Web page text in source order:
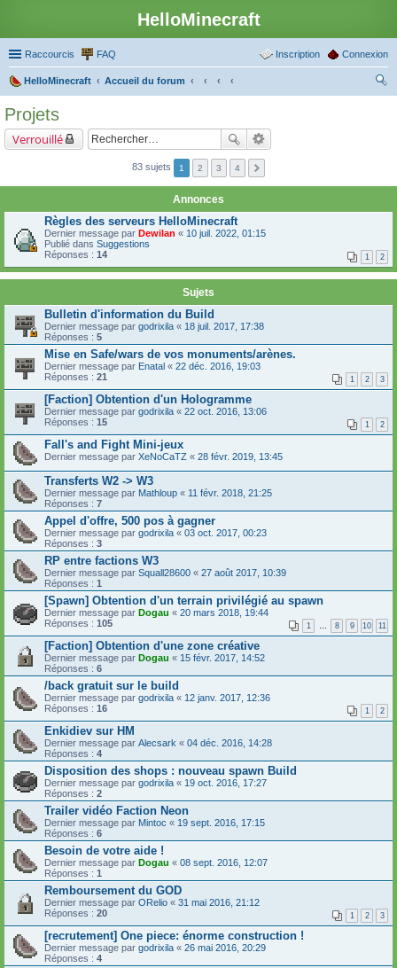
HelloMinecraft
Raccourcis FAQ Connexion
Inscription
HelloMinecraft
Accueil du forum
Projets
Verrouillé
83 sujets 1 2 3 4
Annonces
Règles des serveurs HelloMinecraft
Dernier message par Dewilan « 10 juil. 2022, 01:15
Publié dans Suggestions
Réponses : 14 1 2
Sujets
Bulletin d'information du Build
Dernier message par godrixila « 18 juil. 2017, 17:38
Réponses : 5
Mise en Safe/wars de vos monuments/arènes.
Dernier message par Enatal « 22 déc. 2016, 19:03
Réponses : 21 1 2 3
[Faction] Obtention d'un Hologramme
Dernier message par godrixila « 22 oct. 2016, 13:06
Réponses : 15 1 2
Fall's and Fight Mini-jeux
Dernier message par XeNoCaTZ « 28 févr. 2019, 13:45
Transferts W2 -> W3
Dernier message par Mathloup « 11 févr. 2018, 21:25
Réponses : 7
Appel d'offre, 500 pos à gagner
Dernier message par godrixila « 03 oct. 2017, 00:23
Réponses : 3
RP entre factions W3
Dernier message par Squall28600 « 27 août 2017, 10:39
Réponses : 1
[Spawn] Obtention d'un terrain privilégié au spawn
Dernier message par Dogau « 20 mars 2018, 19:44
Réponses : 105 1 … 8 9 10 11
[Faction] Obtention d'une zone créative
Dernier message par Dogau « 15 févr. 2017, 14:52
Réponses : 6
/back gratuit sur le build
Dernier message par godrixila « 12 janv. 2017, 12:36
Réponses : 16 1 2
Enkidiev sur HM
Dernier message par Alecsark « 04 déc. 2016, 14:28
Réponses : 4
Disposition des shops : nouveau spawn Build
Dernier message par godrixila « 19 oct. 2016, 17:27
Réponses : 2
Trailer vidéo Faction Neon
Dernier message par Mintoc « 19 sept. 2016, 17:15
Réponses : 6
Besoin de votre aide !
Dernier message par Dogau « 08 sept. 2016, 12:07
Réponses : 1
Remboursement du GOD
Dernier message par ORelio « 31 mai 2016, 21:12
Réponses : 20 1 2 3
[recrutement] One piece: énorme construction !
Dernier message par godrixila « 26 mai 2016, 20:29
Réponses : 4